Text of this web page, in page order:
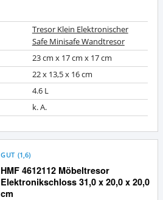
Tresor Klein Elektronischer
Safe Minisafe Wandtresor
23 cm x 17 cm x 17 cm
22 x 13,5 x 16 cm
4.6 L
k. A.
HMF 4612112 Möbeltresor
Elektronikschloss 31,0 x 20,0 x 20,0
cm
GUT (1,6)